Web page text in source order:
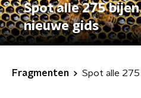
Spot alle 275
nieuwe gids
Fragmenten